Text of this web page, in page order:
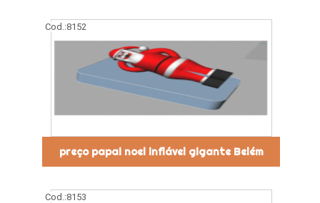
Cod.:8152
preço papai noel inflável gigante Belém
Cod.:8153